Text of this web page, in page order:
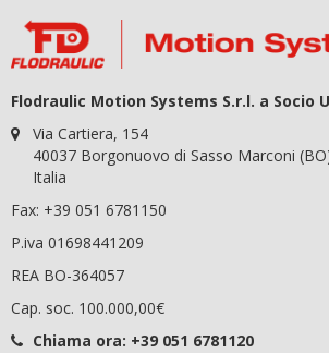
Flodraulic Motion Systems S.r.l. a Socio
Via Cartiera, 154
40037 Borgonuovo di Sasso Marconi
Italia
Fax: +39 051 6781150
P.iva 01698441209
REA BO-364057
Cap. soc. 100.000,00€
Chiama ora: +39 051 6781120